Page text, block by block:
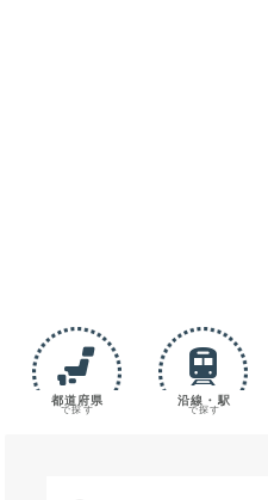
都道府県
で探す
沿線・駅
で探す